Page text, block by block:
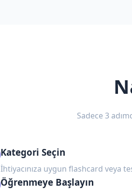
Sadece 3
Kategori Seçin
İhtiyacınıza uygun flashcard veya
Öğrenmeye Başlayın